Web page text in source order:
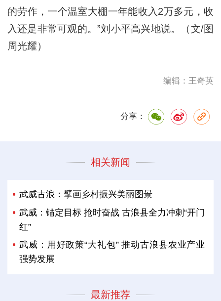
的劳作，一个温室大棚一年能收入2万多元，收
入还是非常可观的。”刘小平高兴地说。（文/图
周光耀）
编辑：王奇英
分享：
相关新闻
武威古浪：擘画乡村振兴美丽图景
武威：锚定目标 抢时奋战 古浪县全力冲刺“开门
红”
武威：用好政策“大礼包” 推动古浪县农业产业
强势发展
最新推荐